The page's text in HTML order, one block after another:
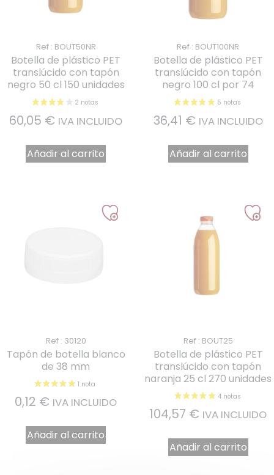
Ref : BOUT50NR
Botella de plástico PET
translúcido con tapón
negro 50 cl 150 unidades
60,05 € IVA INCLUIDO
Añadir al carrito
Ref : BOUT100NR
Botella de plástico PET
translúcido con tapón
negro 100 cl por 74
36,41 € IVA INCLUIDO
Añadir al carrito
Ref : 30120
Tapón de botella blanco
de 38 mm
0,12 € IVA INCLUIDO
Añadir al carrito
Ref : BOUT25
Botella de plástico PET
translúcido con tapón
naranja 25 cl 270 unidades
104,57 € IVA INCLUIDO
Añadir al carrito